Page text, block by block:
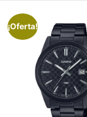
¡Oferta!